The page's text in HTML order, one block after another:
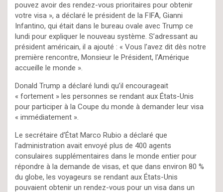
pouvez avoir des rendez-vous prioritaires pour obtenir
votre visa », a déclaré le président de la FIFA, Gianni
Infantino, qui était dans le bureau ovale avec Trump ce
lundi pour expliquer le nouveau système. S’adressant au
président américain, il a ajouté : « Vous l’avez dit dès notre
première rencontre, Monsieur le Président, l’Amérique
accueille le monde ».
Donald Trump a déclaré lundi qu’il encourageait
« fortement » les personnes se rendant aux États-Unis
pour participer à la Coupe du monde à demander leur visa
« immédiatement ».
Le secrétaire d’État Marco Rubio a déclaré que
l’administration avait envoyé plus de 400 agents
consulaires supplémentaires dans le monde entier pour
répondre à la demande de visas, et que dans environ 80 %
du globe, les voyageurs se rendant aux États-Unis
pouvaient obtenir un rendez-vous pour un visa dans un